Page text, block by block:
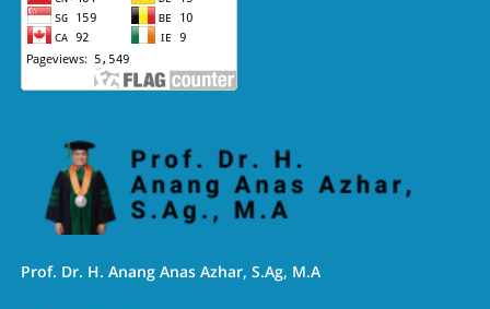
Prof. Dr. H. Anang Anas Azhar, S.Ag, M.A